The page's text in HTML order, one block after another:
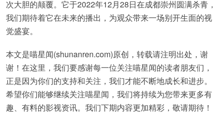
次大胆的颠覆。它于2022年12月28日在成都崇州圆满杀青，
我们期待着它在未来的播出，为观众带来一场别开生面的视
觉盛宴。
本文是喵星闻(shunanren.com)原创，转载请注明出处，谢
谢！在这里，我们要感谢每一位关注喵星闻的读者朋友们，
正是因为你们的支持和关注，我们才能不断地成长和进步。
希望你们能够继续关注喵星闻，我们将持续为您带来更多有
趣、有料的影视资讯。我们下期内容更加精彩，敬请期待！